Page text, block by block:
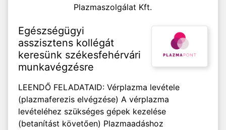
Plazmaszolgálat Kft.
Egészségügyi
asszisztens kollégát
keresünk székesfehérvári
munkavégzésre
LEENDŐ FELADATAID: Vérplazma levétele
(plazmaferezis elvégzése) A vérplazma
levételéhez szükséges gépek kezelése
(betanítást követően) Plazmaadáshoz